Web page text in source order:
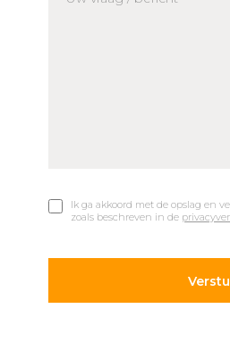
Ik ga akkoord met de opslag en
zoals beschreven in de